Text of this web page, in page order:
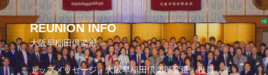
REUNION INFO
大阪早稲田倶楽部
トップメッセージ、大阪早稲田倶楽部変遷、役員、年